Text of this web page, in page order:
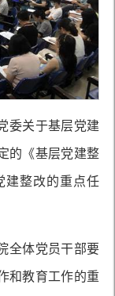
委关于基层党建
的《基层党建整
建整改的重点任
全体党员干部要
和教育工作的重